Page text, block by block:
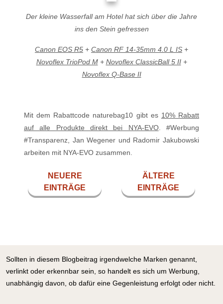
Der kleine Wasserfall am Hotel hat sich über die Jahre
ins den Stein gefressen
Canon EOS R5 + Canon RF 14-35mm 4.0 L IS +
Novoflex TrioPod M+ Novoflex ClassicBall 5 II+
Novoflex Q-Base II
Mit dem Rabattcode naturebag10 gibt es ⁠10% Rabatt
auf alle Produkte direkt bei NYA-EVO⁠. #Werbung
#Transparenz, Jan Wegener und Radomir Jakubowski
arbeiten mit NYA-EVO zusammen.
NEUERE
EINTRÄGE
ÄLTERE
EINTRÄGE
Sollten in diesem Blogbeitrag irgendwelche Marken genannt,
verlinkt oder erkennbar sein, so handelt es sich um Werbung,
unabhängig davon, ob dafür eine Gegenleistung erfolgt oder nicht.